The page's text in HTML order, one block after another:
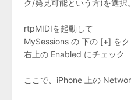
ク/発見可能という方)を選択。
rtpMIDIを起動して
MySessions の 下の [+] をク
右上の Enabled にチェック
ここで、iPhone 上の